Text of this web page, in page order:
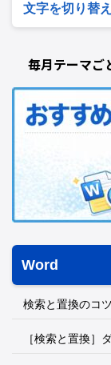
文字を切り替
毎月テーマご
Word
検索と置換のコ
［検索と置換］